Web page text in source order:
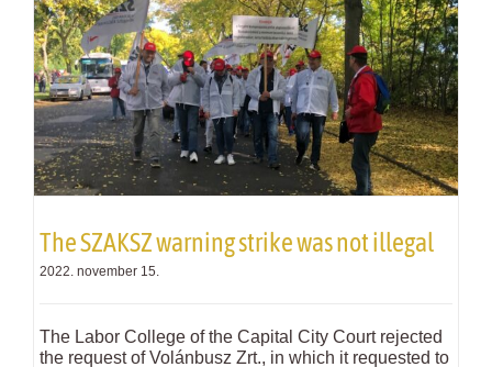
The SZAKSZ warning strike was not illegal
2022. november 15.
The Labor College of the Capital City Court rejected
the request of Volánbusz Zrt., in which it requested to